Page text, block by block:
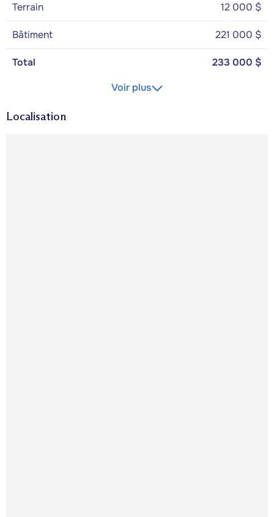
Terrain 12 000 $
Bâtiment 221 000 $
Total
233 000 $
Voir plus
Localisation